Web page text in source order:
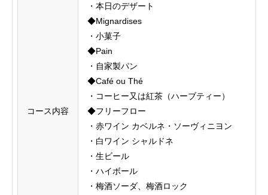
コース内容
・本日のデザート
◆Mignardises
・小菓子
◆Pain
・自家製パン
◆Café ou Thé
・コーヒー又は紅茶（ハーブティー）
◆フリーフロー
・赤ワイン カベルネ・ソーヴィニヨン
・白ワイン シャルドネ
・生ビール
・ハイボール
・梅酒ソーダ、梅酒ロック